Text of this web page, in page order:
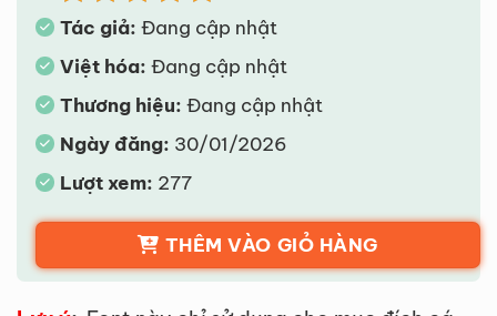
Tác giả: Đang cập nhật
Việt hóa: Đang cập nhật
Thương hiệu: Đang cập nhật
Ngày đăng: 30/01/2026
Lượt xem: 277
THÊM VÀO GIỎ HÀNG